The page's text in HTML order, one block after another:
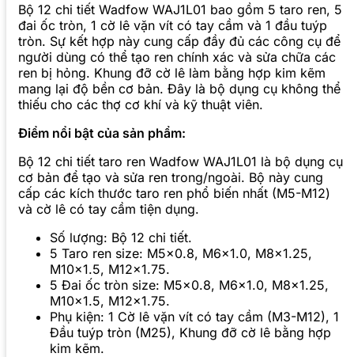
Bộ 12 chi tiết Wadfow WAJ1L01 bao gồm 5 taro ren, 5
đai ốc tròn, 1 cờ lê vặn vít có tay cầm và 1 đầu tuýp
tròn. Sự kết hợp này cung cấp đầy đủ các công cụ để
người dùng có thể tạo ren chính xác và sửa chữa các
ren bị hỏng. Khung đỡ cờ lê làm bằng hợp kim kẽm
mang lại độ bền cơ bản. Đây là bộ dụng cụ không thể
thiếu cho các thợ cơ khí và kỹ thuật viên.
Điểm nổi bật của sản phẩm:
Bộ 12 chi tiết taro ren Wadfow WAJ1L01 là bộ dụng cụ
cơ bản để tạo và sửa ren trong/ngoài. Bộ này cung
cấp các kích thước taro ren phổ biến nhất (M5-M12)
và cờ lê có tay cầm tiện dụng.
Số lượng: Bộ 12 chi tiết.
5 Taro ren size: M5×0.8, M6×1.0, M8×1.25,
M10×1.5, M12×1.75.
5 Đai ốc tròn size: M5×0.8, M6×1.0, M8×1.25,
M10×1.5, M12×1.75.
Phụ kiện: 1 Cờ lê vặn vít có tay cầm (M3-M12), 1
Đầu tuýp tròn (M25), Khung đỡ cờ lê bằng hợp
kim kẽm.